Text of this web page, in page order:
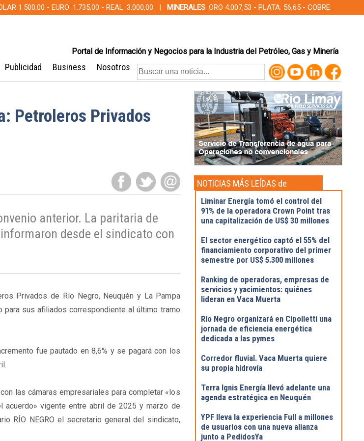
1.500,00 - EURO: 1.735,00 - REAL: 3.000,00 | MINERALES: ORO 4.007,53 - PLATA: 56,65 - COBRE:
Portal de Información y Negocios para la Industria del Petróleo, Gas y Minería
Publicidad Business Nosotros
Petroleros Privados
anterior. La paritaria de
desde el sindicato con
Privados de Río Negro, Neuquén y La Pampa
para sus afiliados correspondiente al último tramo
fue pautado en 8,6% y se pagará con los
las cámaras empresariales para completar «los
acuerdo» vigente entre abril de 2025 y marzo de
RÍO NEGRO el secretario general del sindicato,
NOTICIAS MÁS LEÍDAS de
Actualidad
Liminar Energía tomó el control del
91% de la operadora Crown Point tras
una capitalización de US$ 30 millones
El sector energético captó el 55% del
financiamiento corporativo del primer
semestre por US$ 5.300 millones
Ranking de operadoras, empresas de
servicios y yacimientos: quiénes
lideran en Vaca Muerta
Río Negro organizará en Cipolletti una
jornada de eficiencia energética
dedicada a las pymes
Corredor fluvial. Vaca Muerta quiere
su propia hidrovía
Terra Ignis Energía llevó adelante una
agenda estratégica en Neuquén
YPF lleva la experiencia Full a millones
de usuarios con una nueva alianza
junto a PedidosYa